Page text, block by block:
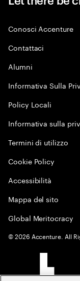
Conosci Accenture
Contattaci
Alumni
Informativa Sulla
Policy Locali
Informativa sulla
Termini di utilizzo
Cookie Policy
Accessibilità
Mappa del sito
Global Meritocracy
©2026 Accenture. All